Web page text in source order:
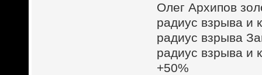
Олег Архипов
радиус взрыва и
радиус взрыва
радиус взрыва и
+50%